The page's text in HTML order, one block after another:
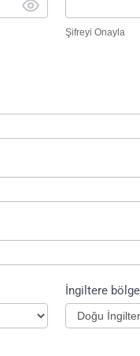
Şifreyi Onayla
İngiltere